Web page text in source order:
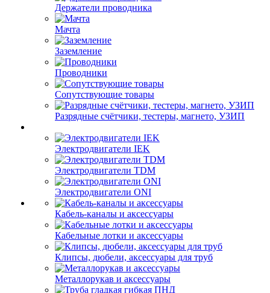
Держатели проводника
Мачта
Заземление
Проводники
Сопутствующие товары
Разрядные счётчики, тестеры, магнето, УЗИП
Электродвигатели IEK
Электродвигатели TDM
Электродвигатели ONI
Кабель-каналы и аксессуары
Кабельные лотки и аксессуары
Клипсы, дюбели, аксессуары для труб
Металлорукав и аксессуары